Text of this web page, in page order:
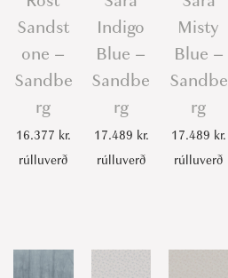
Sandst
one –
Sandbe
rg
16.377 kr.
rúlluverð
Indigo
Blue –
Sandbe
rg
17.489 kr.
rúlluverð
Misty
Blue –
Sandbe
rg
17.489 kr.
rúlluverð